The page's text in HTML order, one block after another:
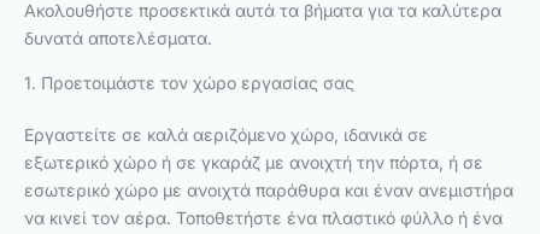
Ακολουθήστε προσεκτικά αυτά τα βήματα για τα καλύτερα
δυνατά αποτελέσματα.
1. Προετοιμάστε τον χώρο εργασίας σας
Εργαστείτε σε καλά αεριζόμενο χώρο, ιδανικά σε
εξωτερικό χώρο ή σε γκαράζ με ανοιχτή την πόρτα, ή σε
εσωτερικό χώρο με ανοιχτά παράθυρα και έναν ανεμιστήρα
να κινεί τον αέρα. Τοποθετήστε ένα πλαστικό φύλλο ή ένα